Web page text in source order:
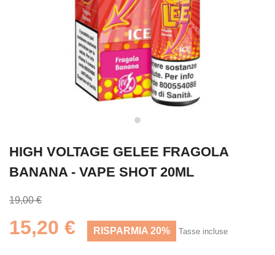
HIGH VOLTAGE GELEE FRAGOLA
BANANA - VAPE SHOT 20ML
19,00 €
15,20 € RISPARMIA 20% Tasse incluse